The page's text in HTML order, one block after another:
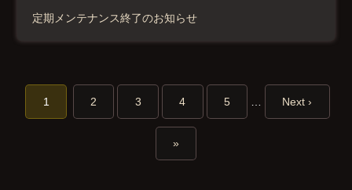
定期メンテナンス終了のお知らせ
1 2 3 4 5 Next ›
»